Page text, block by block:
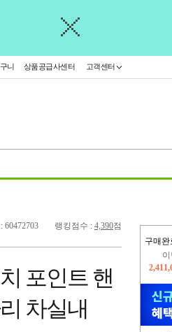
니 상품공급사센터 고객센터
구매완
60472703 랭킹점수 : 4,390점
포인트 핸
차실내